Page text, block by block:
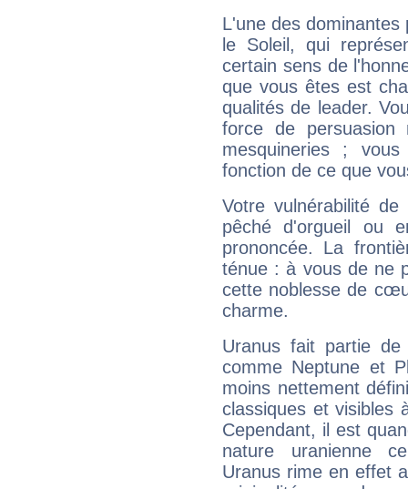
L'une des
le Soleil, qui
certain sens de
que vous êtes est
qualités de leader.
force de
mesquineries ;
fonction de ce que
Votre vulnérabilité
pêché d'orgueil ou
prononcée. La
ténue : à vous de ne
cette noblesse de
charme.
Uranus fait partie
comme Neptune et
moins nettement
classiques et visibles
Cependant, il est
nature uranienne
Uranus rime en effet